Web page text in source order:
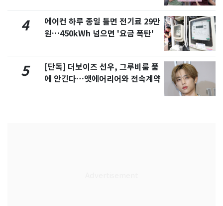
4
에어컨 하루 종일 틀면 전기료 29만
원…450kWh 넘으면 '요금 폭탄'
5
[단독] 더보이즈 선우, 그루비룸 품
에 안긴다…앳에어리어와 전속계약